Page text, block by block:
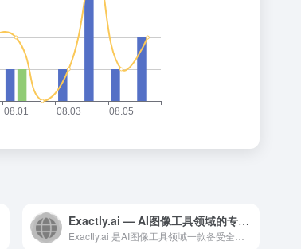
Exactly.ai — AI图像工具领域的专业 AI 工具